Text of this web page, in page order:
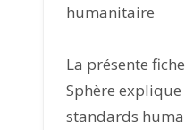
humanitaire
La présente
Sphère
standards